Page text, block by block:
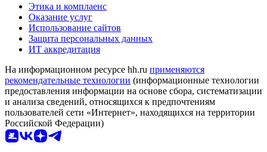
Этика и комплаенс
Оказание услуг
Использование сайтов
Защита персональных данных
ИТ аккредитация
На информационном ресурсе hh.ru применяются
рекомендательные технологии (информационные технологии
предоставления информации на основе сбора, систематизации
и анализа сведений, относящихся к предпочтениям
пользователей сети «Интернет», находящихся на территории
Российской Федерации)